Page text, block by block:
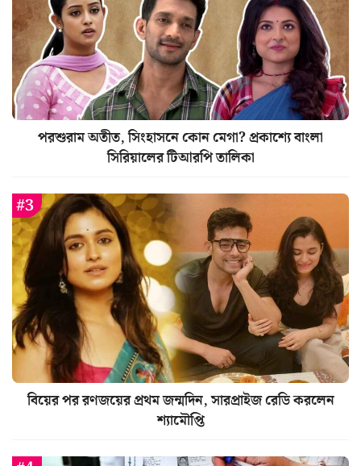
পরশুরাম অতীত, সিংহাসনে কোন মেগা? প্রকাশ্যে বাংলা
সিরিয়ালের টিআরপি তালিকা
বিয়ের পর রণজয়ের প্রথম জন্মদিন, সারপ্রাইজ রেডি করলেন
শ্যামৌপ্তি